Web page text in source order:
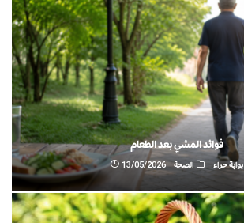
فوائد المشي بعد الطعام
بوابة حراء الصحة 13/05/2026